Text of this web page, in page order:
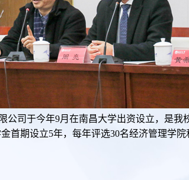
公司于今年9月在南昌大学出资设立，是我
首期设立5年，每年评选30名经济管理学